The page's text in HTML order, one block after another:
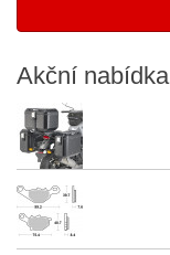
Akční nabídka